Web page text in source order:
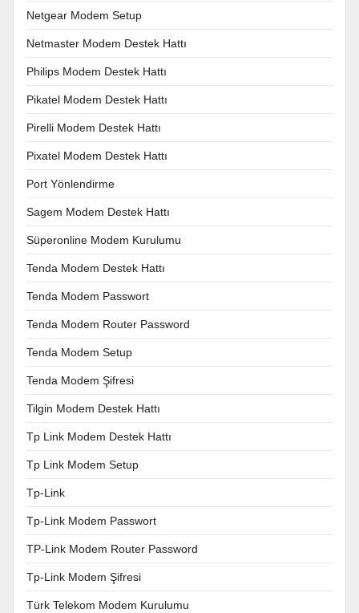
Netgear Modem Setup
Netmaster Modem Destek Hattı
Philips Modem Destek Hattı
Pikatel Modem Destek Hattı
Pirelli Modem Destek Hattı
Pixatel Modem Destek Hattı
Port Yönlendirme
Sagem Modem Destek Hattı
Süperonline Modem Kurulumu
Tenda Modem Destek Hattı
Tenda Modem Passwort
Tenda Modem Router Password
Tenda Modem Setup
Tenda Modem Şifresi
Tilgin Modem Destek Hattı
Tp Link Modem Destek Hattı
Tp Link Modem Setup
Tp-Link
Tp-Link Modem Passwort
TP-Link Modem Router Password
Tp-Link Modem Şifresi
Türk Telekom Modem Kurulumu